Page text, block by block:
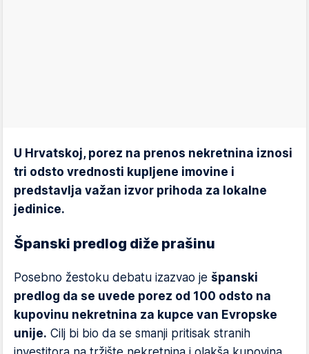
U Hrvatskoj, porez na prenos nekretnina iznosi
tri odsto vrednosti kupljene imovine i
predstavlja važan izvor prihoda za lokalne
jedinice.
Španski predlog diže prašinu
Posebno žestoku debatu izazvao je španski
predlog da se uvede porez od 100 odsto na
kupovinu nekretnina za kupce van Evropske
unije. Cilj bi bio da se smanji pritisak stranih